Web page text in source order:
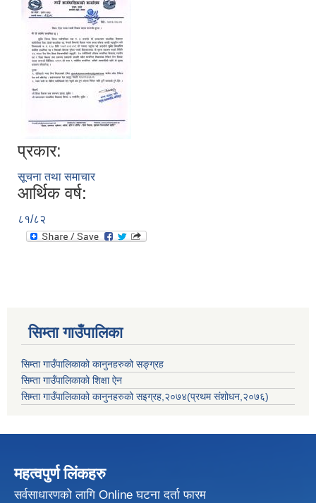
प्रकार:
सूचना तथा समाचार
आर्थिक वर्ष:
८१/८२
सिम्ता गाउँपालिका
सिम्ता गाउँपालिकाको कानुनहरुको सङ्ग्रह
सिम्ता गाउँपालिकाको शिक्षा ऐन
सिम्ता गाउँपालिकाको कानुनहरुको सइग्रह,२०७४(प्रथम संशोधन,२०७६)
महत्वपुर्ण लिंकहरु
सर्वसाधारणको लागि Online घटना दर्ता फारम